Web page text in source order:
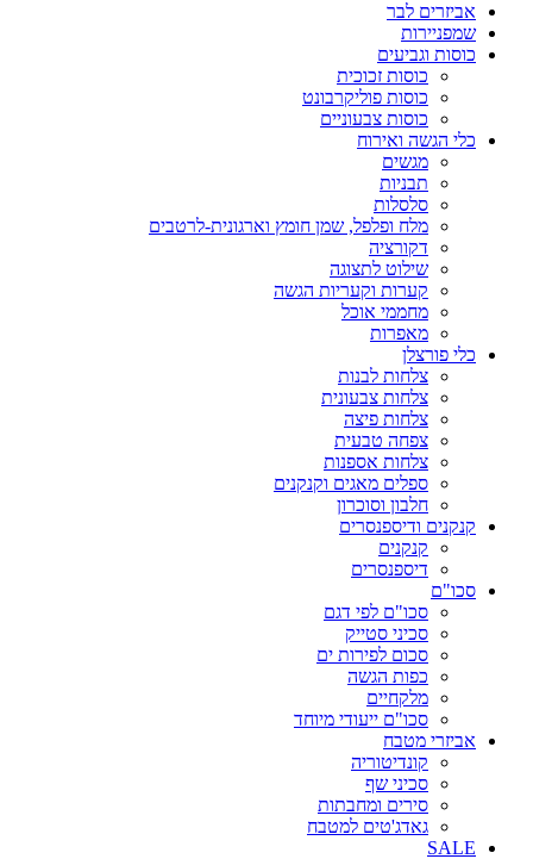
אביזרים לבר
שמפניירות
כוסות וגביעים
כוסות זכוכית
כוסות פוליקרבונט
כוסות צבעוניים
כלי הגשה ואירוח
מגשים
תבניות
סלסלות
מלח ופלפל, שמן חומץ וארגונית-לרטבים
דקורציה
שילוט לתצוגה
קערות וקעריות הגשה
מחממי אוכל
מאפרות
כלי פורצלן
צלחות לבנות
צלחות צבעונית
צלחות פיצה
צפחה טבעית
צלחות אספנות
ספלים מאגים וקנקנים
חלבון וסוכרון
קנקנים ודיספנסרים
קנקנים
דיספנסרים
סכו"ם
סכו"ם לפי דגם
סכיני סטייק
סכום לפירות ים
כפות הגשה
מלקחיים
סכו"ם ייעודי מיוחד
אביזרי מטבח
קונדיטוריה
סכיני שף
סירים ומחבתות
גאדג'טים למטבח
SALE